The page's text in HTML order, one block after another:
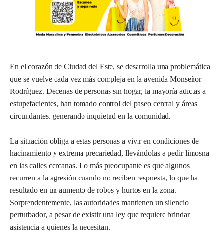
En el corazón de Ciudad del Este, se desarrolla una problemática
que se vuelve cada vez más compleja en la avenida Monseñor
Rodríguez. Decenas de personas sin hogar, la mayoría adictas a
estupefacientes, han tomado control del paseo central y áreas
circundantes, generando inquietud en la comunidad.
La situación obliga a estas personas a vivir en condiciones de
hacinamiento y extrema precariedad, llevándolas a pedir limosna
en las calles cercanas. Lo más preocupante es que algunos
recurren a la agresión cuando no reciben respuesta, lo que ha
resultado en un aumento de robos y hurtos en la zona.
Sorprendentemente, las autoridades mantienen un silencio
perturbador, a pesar de existir una ley que requiere brindar
asistencia a quienes la necesitan.